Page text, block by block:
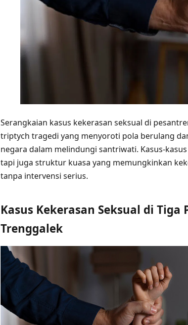
Serangkaian kasus kekerasan seksual di
triptych tragedi yang menyoroti pola berulang
negara dalam melindungi santriwati. Kasus-
tapi juga struktur kuasa yang memungkinkan
tanpa intervensi serius.
Kasus Kekerasan Seksual di
Trenggalek